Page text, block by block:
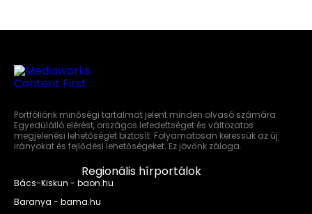
Portfóliónk minőségi tartalmat jelent minden olvasó számára.
Egyedülálló elérést, országos lefedettséget és változatos
megjelenési lehetőséget biztosít. Folyamatosan keressük az új
irányokat és fejlődési lehetőségeket. Ez jövőnk záloga.
Regionális hírportálok
Bács-Kiskun - baon.hu
Baranya - bama.hu